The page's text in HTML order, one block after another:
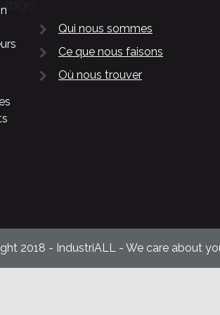
Qui nous sommes
Ce que nous faisons
Où nous trouver
2018 - IndustriALL - We care about